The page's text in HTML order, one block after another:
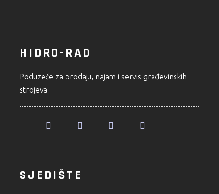
HIDRO-RAD
Poduzeće za prodaju, najam i servis građevinskih
strojeva
SJEDIŠTE